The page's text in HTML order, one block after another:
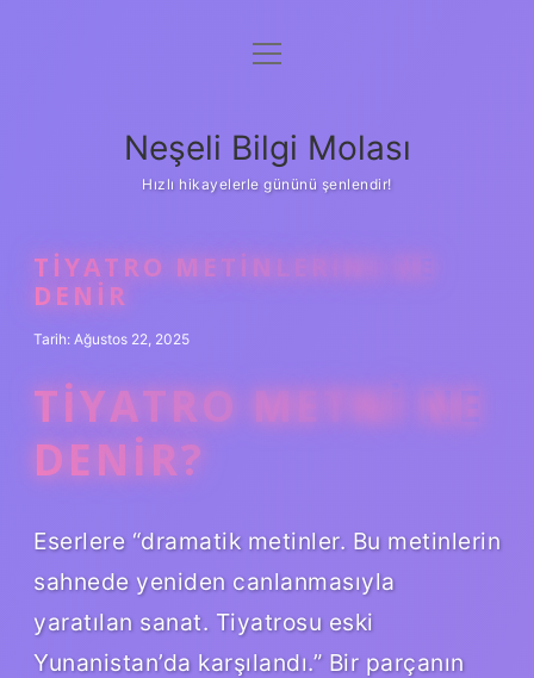
Anasayfa
Yasal Uyarı
menüyü
Neşeli Bilgi Molası
Hızlı hikayelerle gününü şenlendir!
TIYATRO METINLERINE NE
DENIR
Tarih: Ağustos 22, 2025
TIYATRO METNI NE
DENIR?
Eserlere “dramatik metinler. Bu metinlerin
sahnede yeniden canlanmasıyla
yaratılan sanat. Tiyatrosu eski
Yunanistan’da karşılandı.” Bir parçanın